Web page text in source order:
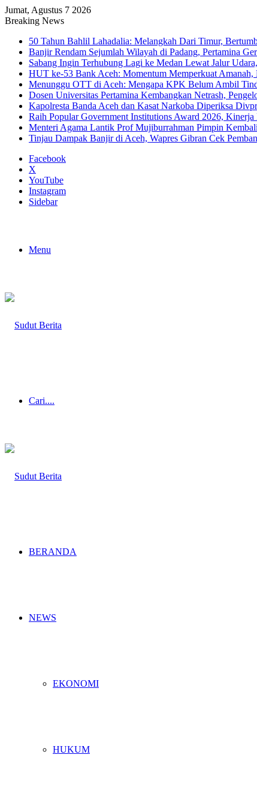
Jumat, Agustus 7 2026
Breaking News
50 Tahun Bahlil Lahadalia: Melangkah Dari Timur,
Banjir Rendam Sejumlah Wilayah di Padang, Pertamina
Sabang Ingin Terhubung Lagi ke Medan Lewat Jalur
HUT ke-53 Bank Aceh: Momentum Memperkuat
Menunggu OTT di Aceh: Mengapa KPK Belum Ambil
Dosen Universitas Pertamina Kembangkan Netrash,
Kapolresta Banda Aceh dan Kasat Narkoba Diperiksa
Raih Popular Government Institutions Award 2026,
Menteri Agama Lantik Prof Mujiburrahman Pimpin
Tinjau Dampak Banjir di Aceh, Wapres Gibran Cek
Facebook
X
YouTube
Instagram
Sidebar
Menu
Cari....
BERANDA
NEWS
EKONOMI
HUKUM